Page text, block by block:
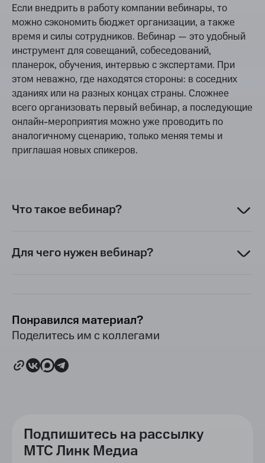
Если внедрить в работу компании вебинары, то
можно сэкономить бюджет организации, а также
время и силы сотрудников. Вебинар — это удобный
инструмент для совещаний, собеседований,
планерок, обучения, интервью с экспертами. При
этом неважно, где находятся стороны: в соседних
зданиях или на разных концах страны. Сложнее
всего организовать первый вебинар, а последующие
онлайн-мероприятия можно уже проводить по
аналогичному сценарию, только меняя темы и
приглашая новых спикеров.
Что такое вебинар?
Для чего нужен вебинар?
Понравился материал?
Поделитесь им с коллегами
Подпишитесь на рассылку
МТС Линк Медиа